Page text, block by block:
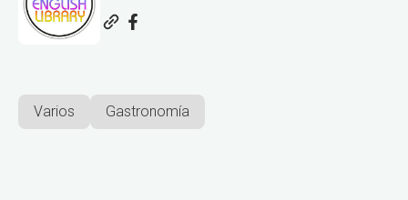
Varios Gastronomía